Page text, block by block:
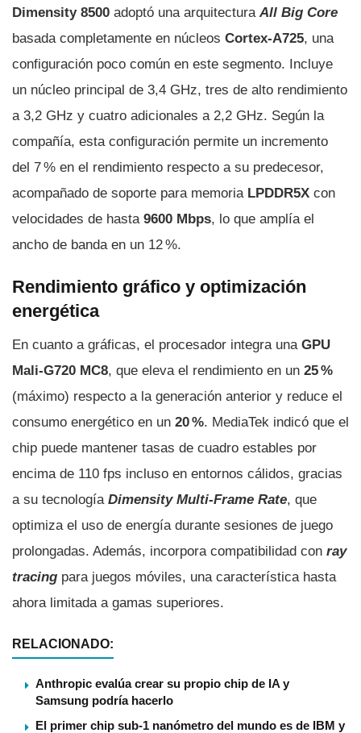
Dimensity 8500 adoptó una arquitectura All Big Core
basada completamente en núcleos Cortex-A725, una
configuración poco común en este segmento. Incluye
un núcleo principal de 3,4 GHz, tres de alto rendimiento
a 3,2 GHz y cuatro adicionales a 2,2 GHz. Según la
compañía, esta configuración permite un incremento
del 7 % en el rendimiento respecto a su predecesor,
acompañado de soporte para memoria LPDDR5X con
velocidades de hasta 9600 Mbps, lo que amplía el
ancho de banda en un 12 %.
Rendimiento gráfico y optimización
energética
En cuanto a gráficas, el procesador integra una GPU
Mali-G720 MC8, que eleva el rendimiento en un 25 %
(máximo) respecto a la generación anterior y reduce el
consumo energético en un 20 %. MediaTek indicó que el
chip puede mantener tasas de cuadro estables por
encima de 110 fps incluso en entornos cálidos, gracias
a su tecnología Dimensity Multi-Frame Rate, que
optimiza el uso de energía durante sesiones de juego
prolongadas. Además, incorpora compatibilidad con ray
tracing para juegos móviles, una característica hasta
ahora limitada a gamas superiores.
RELACIONADO:
Anthropic evalúa crear su propio chip de IA y
Samsung podría hacerlo
El primer chip sub-1 nanómetro del mundo es de IBM y